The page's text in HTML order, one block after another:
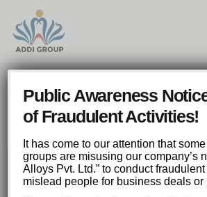
попробуйте plinko
ощутите прилив
Формула везения и азарта:
plinko demo и ощутите прилив
Public Awareness
of Fraudulent Activities!
It has come to our attention that
groups are misusing our company’s
Alloys Pvt. Ltd.” to conduct
mislead people for business deals or